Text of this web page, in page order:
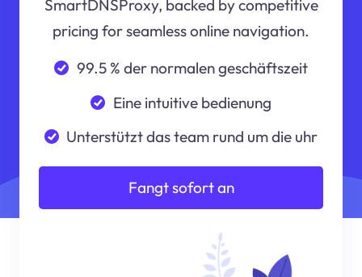
SmartDNSProxy, backed by competitive
pricing for seamless online navigation.
99.5 % der normalen geschäftszeit
Eine intuitive bedienung
Unterstützt das team rund um die uhr
Fangt sofort an